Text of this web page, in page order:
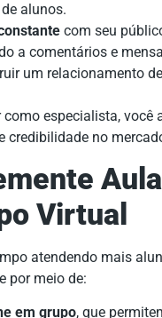
alunos.
com seu
a comentários e
um relacionamento de
especialista, você
credibilidade no
Virtual
atendendo mais
por meio de:
em grupo, que